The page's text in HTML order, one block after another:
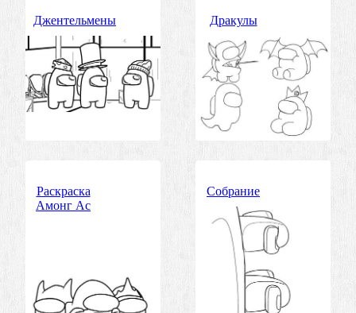
Джентельмены Дракулы
Раскраска
Амонг Ас
Собрание